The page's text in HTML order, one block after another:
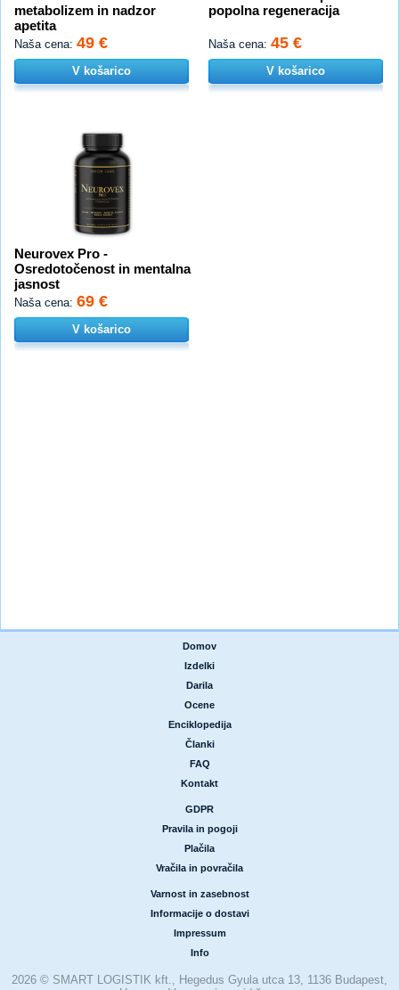
metabolizem in nadzor
apetita
Naša cena: 49 €
V košarico
popolna regeneracija
Naša cena: 45 €
V košarico
Neurovex Pro -
Osredotočenost in mentalna
jasnost
Naša cena: 69 €
V košarico
Domov
Izdelki
Darila
Ocene
Enciklopedija
Članki
FAQ
Kontakt
GDPR
Pravila in pogoji
Plačila
Vračila in povračila
Varnost in zasebnost
Informacije o dostavi
Impressum
Info
2026 © SMART LOGISTIK kft., Hegedus Gyula utca 13, 1136 Budapest,